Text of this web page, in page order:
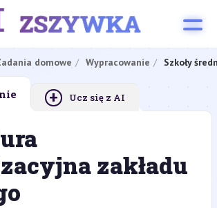
domowe Wypracowanie Szkoły
+ Ucz się z AI
zakładu